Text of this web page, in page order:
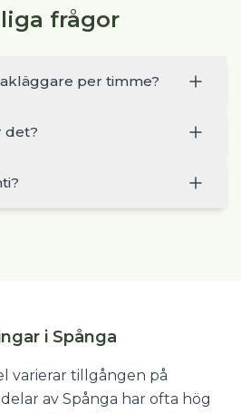
frågor
per timme?
det?
i Spånga
varierar tillgången på
av Spånga har ofta hög